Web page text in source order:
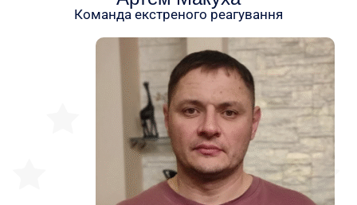
Команда екстреного реагування